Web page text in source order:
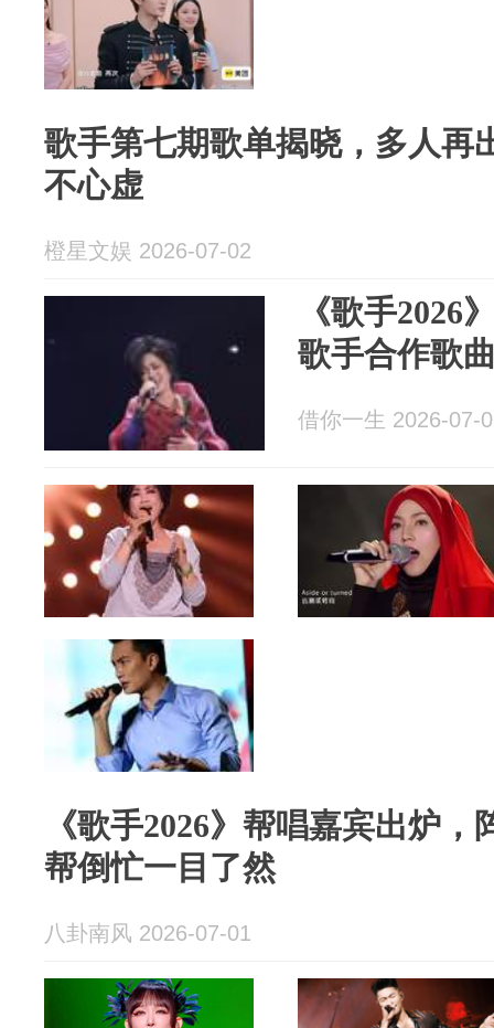
歌手第七期歌单揭晓，多人再
不心虚
橙星文娱 2026-07-02
《歌手2026
歌手合作歌
借你一生 2026-07-
《歌手2026》帮唱嘉宾出炉
帮倒忙一目了然
八卦南风 2026-07-01